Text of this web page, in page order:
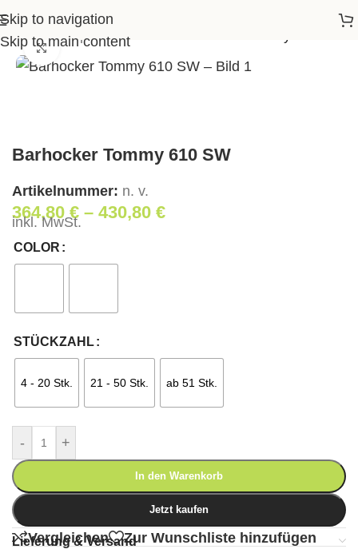
Skip to navigation
Skip to main content
>Shop>Wohnen
Klick zum Vergrößern
Barhocker Tommy 610 SW
Artikelnummer: n. v.
364,80€ – 430,80 €
inkl. MwSt.
COLOR
STÜCKZAHL
4 - 20 Stk. 21 - 50 Stk. ab 51 Stk.
- +
In den Warenkorb
Jetzt kaufen
Vergleichen Zur Wunschliste hinzufügen
Lieferung & Versand